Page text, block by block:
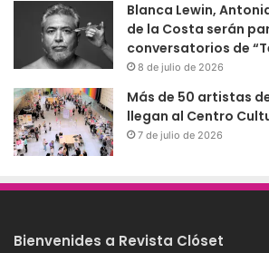
Blanca Lewin,
de la Costa serán
conversatorios de
8 de julio de 2026
Más de 50 artistas
llegan al Centro
7 de julio de 2026
Bienvenides a Revista Clóset